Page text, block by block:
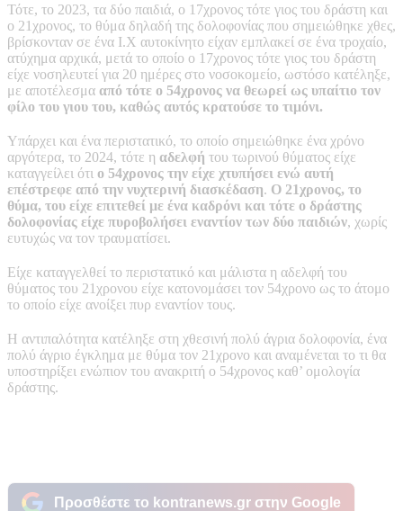
Τότε, το 2023, τα δύο παιδιά, ο 17χρονος τότε γιος του δράστη και
ο 21χρονος, το θύμα δηλαδή της δολοφονίας που σημειώθηκε χθες,
βρίσκονταν σε ένα Ι.Χ αυτοκίνητο είχαν εμπλακεί σε ένα τροχαίο,
ατύχημα αρχικά, μετά το οποίο ο 17χρονος τότε γιος του δράστη
είχε νοσηλευτεί για 20 ημέρες στο νοσοκομείο, ωστόσο κατέληξε,
με αποτέλεσμα από τότε ο 54χρονος να θεωρεί ως υπαίτιο τον
φίλο του γιου του, καθώς αυτός κρατούσε το τιμόνι.
Υπάρχει και ένα περιστατικό, το οποίο σημειώθηκε ένα χρόνο
αργότερα, το 2024, τότε η αδελφή του τωρινού θύματος είχε
καταγγείλει ότι ο 54χρονος την είχε χτυπήσει ενώ αυτή
επέστρεφε από την νυχτερινή διασκέδαση. Ο 21χρονος, το
θύμα, του είχε επιτεθεί με ένα καδρόνι και τότε ο δράστης
δολοφονίας είχε πυροβολήσει εναντίον των δύο παιδιών, χωρίς
ευτυχώς να τον τραυματίσει.
Είχε καταγγελθεί το περιστατικό και μάλιστα η αδελφή του
θύματος του 21χρονου είχε κατονομάσει τον 54χρονο ως το άτομο
το οποίο είχε ανοίξει πυρ εναντίον τους.
Η αντιπαλότητα κατέληξε στη χθεσινή πολύ άγρια δολοφονία, ένα
πολύ άγριο έγκλημα με θύμα τον 21χρονο και αναμένεται το τι θα
υποστηρίξει ενώπιον του ανακριτή ο 54χρονος καθ’ ομολογία
δράστης.
Προσθέστε το kontranews.gr στην Google